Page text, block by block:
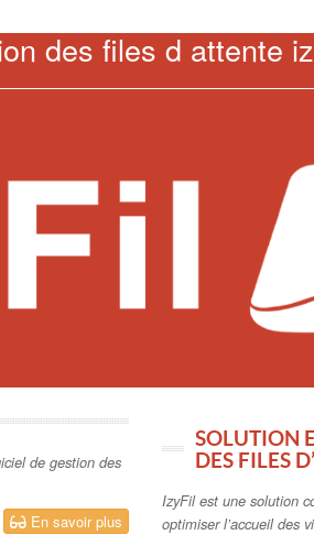
des files d attente
de gestion des
En savoir plus
SOLUTION
DES FILES
IzyFil est une solution
optimiser l’accueil des